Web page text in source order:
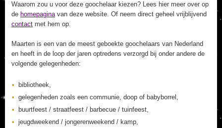
Waarom zou u voor deze goochelaar kiezen? Lees hier meer over op
de homepaginavan deze website. Of neem direct geheel vrijblijvend
contact met hem op.
Maarten is een van de meest geboekte goochelaars van Nederland
en heeft in de loop der jaren optredens verzorgd bij onder andere de
volgende gelegenheden:
bibliotheek,
gelegenheden zoals een communie, doop of babyborrel,
buurtfeest / straatfeest / barbecue / tuinfeest,
jeugdweekend / jongerenweekend / kamp,